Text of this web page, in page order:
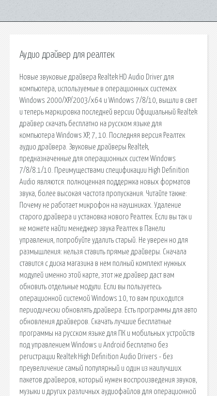
Аудио драйвер для реалтек
Новые звуковые драйвера Realtek HD Audio Driver для
компьютера, используемые в операционных системах
Windows 2000/XP/2003/x64 и Windows 7/8/10, вышли в свет
и теперь маркировка последней версии Официальный Realtek
драйвер скачать бесплатно на русском языке для
компьютера Windows XP, 7, 10. Последняя версия Реалтек
аудио драйвера. Звуковые драйверы Realtek,
предназначенные для операционных систем Windows
7/8/8.1/10. Преимуществами спецификации High Definition
Audio являются: полноценная поддержка новых форматов
звука, более высокая частота пропускания. Читайте также:
Почему не работает микрофон на наушниках. Удаление
старого драйвера и установка нового Реалтек. Если вы так и
не можете найти менеджер звука Реалтек в Панели
управления, попробуйте удалить старый. Не уверен но для
размышления: нельзя ставить прямые драйверы. Сначала
ставится с диска магазина в нем полный комплект нужных
модулей именно этой карте, этот же драйвер даст вам
обновить отдельные модули. Если вы пользуетесь
операционной системой Windows 10, то вам приходится
периодически обновлять драйвера. Есть программы для авто
обновления драйверов. Скачать лучшие бесплатные
программы на русском языке для ПК и мобильных устройств
под управлением Windows и Android бесплатно без
регистрации Realtek High Definition Audio Drivers - без
преувеличение самый популярный и один из наилучших
пакетов драйверов, который нужен воспроизведения звуков,
музыки и других различных аудиофайлов для операционной